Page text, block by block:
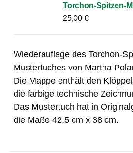
Torchon-Spitzen-
25,00€
Wiederauflage des Torchon-
Mustertuches von Martha
Die Mappe enthält den
die farbige technische
Das Mustertuch hat in
die Maße 42,5 cm x 38 cm.